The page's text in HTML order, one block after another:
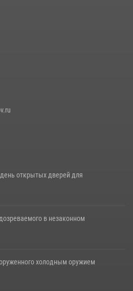
в преодолении полосы
открытых дверей для
в незаконном
холодным оружием